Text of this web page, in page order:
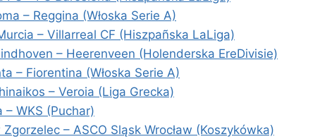
– Reggina (Włoska Serie A)
– Villarreal CF (Hiszpañska LaLiga)
– Heerenveen (Holenderska EreDivisie)
– Fiorentina (Włoska Serie A)
– Veroia (Liga Grecka)
WKS (Puchar)
– ASCO Sląsk Wrocław (Koszykówka)